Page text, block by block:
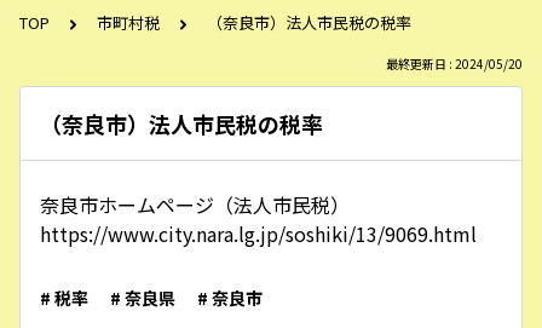
TOP 市町村税 （奈良市）法人市民税の税率
最終更新日 : 2024/05/20
（奈良市）法人市民税の税率
奈良市ホームページ（法人市民税）
https://www.city.nara.lg.jp/soshiki/13/9069.html
# 税率 # 奈良県 # 奈良市